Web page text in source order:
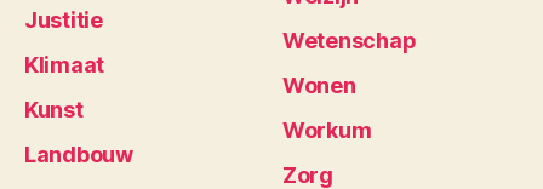
Justitie
Klimaat
Kunst
Landbouw
Wetenschap
Wonen
Workum
Zorg